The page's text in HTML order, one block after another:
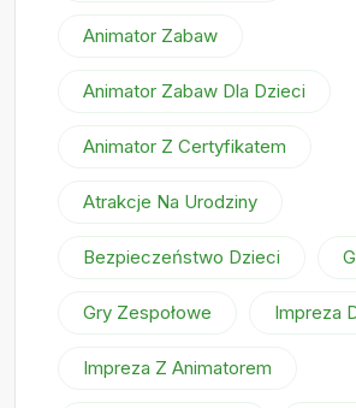
Animator Zabaw
Animator Zabaw Dla Dzieci
Animator Z Certyfikatem
Atrakcje Na Urodziny
Bezpieczeństwo Dzieci
Gry Zespołowe Impreza
Impreza Z Animatorem